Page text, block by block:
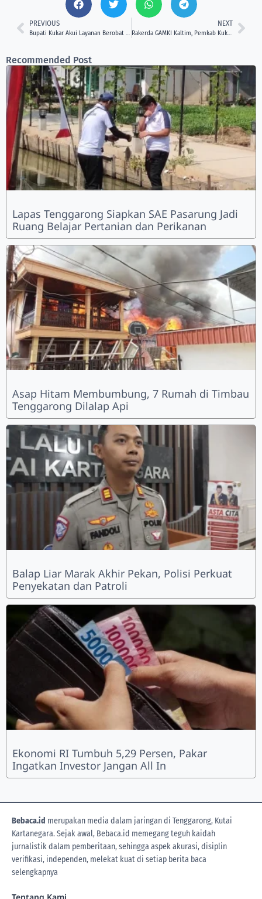
PREVIOUS
Bupati Kukar Akui Layanan Berobat Gratis dengan KTP Belum Berjalan Maksimal
NEXT
Rakerda GAMKI Kaltim, Pemkab Kukar Dorong Pemuda Kristen Aktif Bangun Daerah
Recommended Post
Lapas Tenggarong Siapkan SAE Pasarung Jadi
Ruang Belajar Pertanian dan Perikanan
Asap Hitam Membumbung, 7 Rumah di Timbau
Tenggarong Dilalap Api
Balap Liar Marak Akhir Pekan, Polisi Perkuat
Penyekatan dan Patroli
Ekonomi RI Tumbuh 5,29 Persen, Pakar
Ingatkan Investor Jangan All In
Bebaca.id merupakan media dalam jaringan di Tenggarong, Kutai
Kartanegara. Sejak awal, Bebaca.id memegang teguh kaidah
jurnalistik dalam pemberitaan, sehingga aspek akurasi, disiplin
verifikasi, independen, melekat kuat di setiap berita baca
selengkapnya